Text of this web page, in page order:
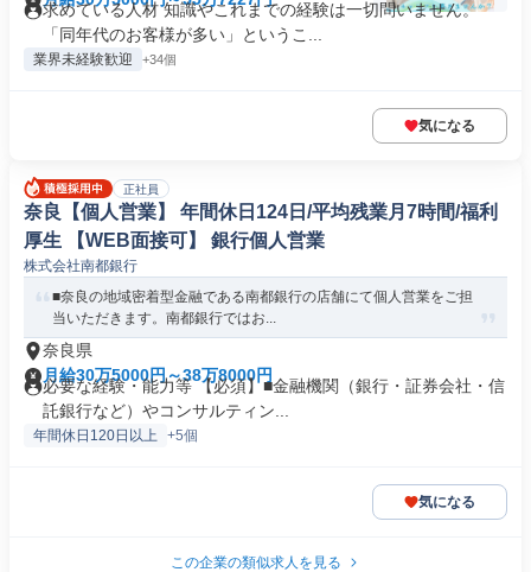
求めている人材 知識やこれまでの経験は一切問いません。
「同年代のお客様が多い」というこ...
業界未経験歓迎 +34個
気になる
正社員
奈良【個人営業】 年間休日124日/平均残業月7時間/福利
厚生 【WEB面接可】 銀行個人営業
株式会社南都銀行
■奈良の地域密着型金融である南都銀行の店舗にて個人営業をご担
当いただきます。南都銀行ではお...
奈良県
月給30万5000円～38万8000円
必要な経験・能力等 【必須】■金融機関（銀行・証券会社・信
託銀行など）やコンサルティン...
年間休日120日以上 +5個
気になる
この企業の類似求人を見る